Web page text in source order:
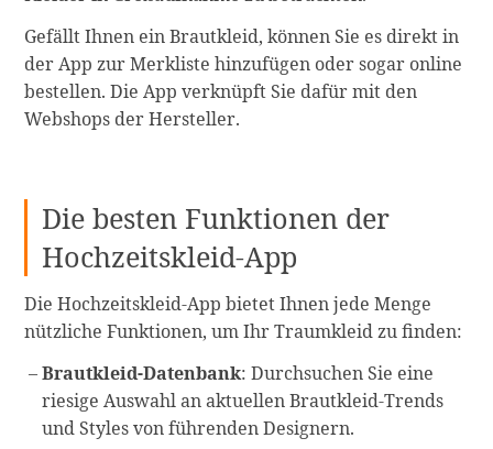
Gefällt Ihnen ein Brautkleid, können Sie es direkt in
der App zur Merkliste hinzufügen oder sogar online
bestellen. Die App verknüpft Sie dafür mit den
Webshops der Hersteller.
Die besten Funktionen der
Hochzeitskleid-App
Die Hochzeitskleid-App bietet Ihnen jede Menge
nützliche Funktionen, um Ihr Traumkleid zu finden:
Brautkleid-Datenbank: Durchsuchen Sie eine
riesige Auswahl an aktuellen Brautkleid-Trends
und Styles von führenden Designern.